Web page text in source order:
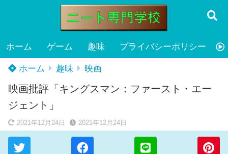
ホーム ゲーム 趣味 プライバシーポリシー
ホーム 趣味 映画
映画批評「キングスマン：ファースト・エー
ジェント」
2021年12月24日 2021年12月24日